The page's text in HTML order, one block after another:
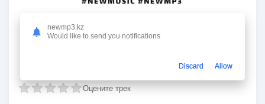
Бала кез
27.09.2025 10
Оцените трек
newmp3.kz
Would like to send you notifications
Discard Allow